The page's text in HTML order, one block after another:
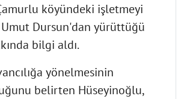
köyündeki işletmeyi
Dursun'dan yürüttüğü
bilgi aldı.
yönelmesinin
belirten Hüseyinoğlu,